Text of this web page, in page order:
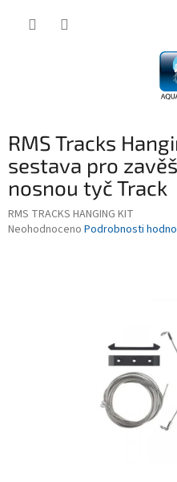
RMS Tracks
sestava pro
nosnou tyč Track
RMS TRACKS HANGING KIT
Průměrné
Neohodnoceno Podrobnosti